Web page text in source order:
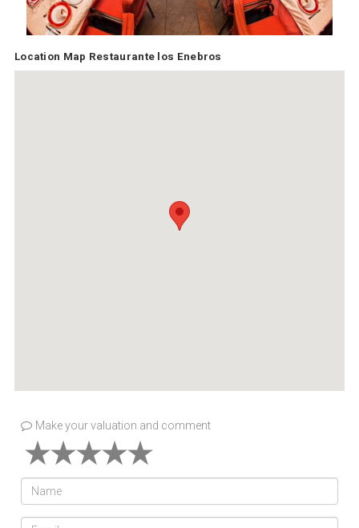
Location Map Restaurante los Enebros
Make your valuation and comment